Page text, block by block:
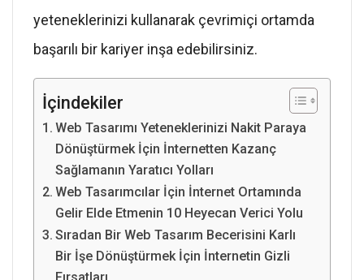
yeteneklerinizi kullanarak çevrimiçi ortamda
başarılı bir kariyer inşa edebilirsiniz.
İçindekiler
Web Tasarımı Yeteneklerinizi Nakit Paraya
Dönüştürmek İçin İnternetten Kazanç
Sağlamanın Yaratıcı Yolları
Web Tasarımcılar İçin İnternet Ortamında
Gelir Elde Etmenin 10 Heyecan Verici Yolu
Sıradan Bir Web Tasarım Becerisini Karlı
Bir İşe Dönüştürmek İçin İnternetin Gizli